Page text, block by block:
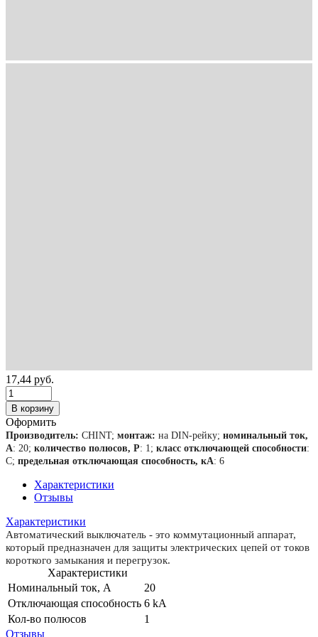
17,44 руб.
В корзину
Оформить
Производитель: CHINT; монтаж: на DIN-рейку; номинальный ток,
А: 20; количество полюсов, Р: 1; класс отключающей способности:
С; предельная отключающая способность, кА: 6
Характеристики
Отзывы
Характеристики
Автоматический выключатель - это коммутационный аппарат,
который предназначен для защиты электрических цепей от токов
короткого замыкания и перегрузок.
Характеристики
Номинальный ток, А
20
Отключающая способность 6 kA
Кол-во полюсов
1
Отзывы